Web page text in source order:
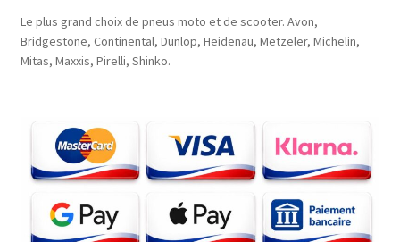
Le plus grand choix de pneus moto et de scooter. Avon,
Bridgestone, Continental, Dunlop, Heidenau, Metzeler, Michelin,
Mitas, Maxxis, Pirelli, Shinko.